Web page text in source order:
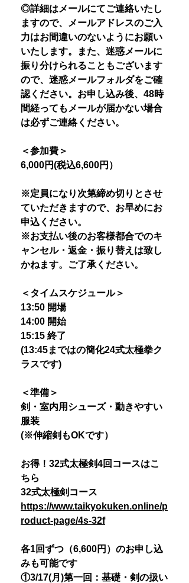
◎詳細はメールにてご連絡いたし
ますので、メールアドレスのご入
力はお間違いのないようにお願い
いたします。また、迷惑メールに
振り分けられることもございます
ので、迷惑メールフォルダをご確
認ください。お申し込み後、48時
間経ってもメールが届かない場合
は必ずご連絡ください。
＜参加費＞
6,000円(税込6,600円）
※定員になり次第締め切りとさせ
ていただきますので、お早めにお
申込ください。
※お支払い後のお客様都合でのキ
ャンセル・返金・振り替えは致し
かねます。ご了承ください。
＜タイムスケジュール＞
13:50 開場
14:00 開始
15:15 終了
(13:45まではの簡化24式太極拳ク
ラスです)
＜準備＞
剣・室内用シューズ・動きやすい
服装
(※伸縮剣もOKです）
お得！32式太極剣4回コースはこ
ちら
32式太極剣コース
https://www.taikyokuken.online/p
roduct-page/4s-32f
各1回ずつ（6,600円）のお申し込
みも可能です
①3/17(月)第一回：基礎・剣の扱い